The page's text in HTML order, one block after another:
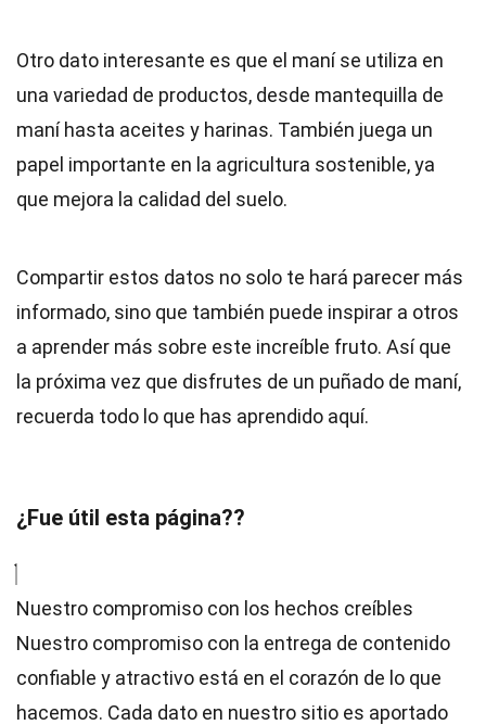
Otro dato interesante es que el maní se utiliza en
una variedad de productos, desde mantequilla de
maní hasta aceites y harinas. También juega un
papel importante en la agricultura sostenible, ya
que mejora la calidad del suelo.
Compartir estos datos no solo te hará parecer más
informado, sino que también puede inspirar a otros
a aprender más sobre este increíble fruto. Así que
la próxima vez que disfrutes de un puñado de maní,
recuerda todo lo que has aprendido aquí.
¿Fue útil esta página??
Nuestro compromiso con los hechos creíbles
Nuestro compromiso con la entrega de contenido
confiable y atractivo está en el corazón de lo que
hacemos. Cada dato en nuestro sitio es aportado